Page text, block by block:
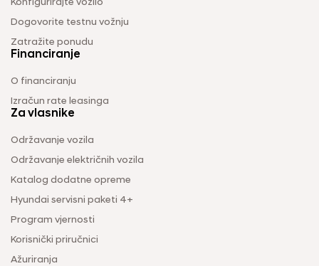
Konfigurirajte vozilo
Dogovorite testnu vožnju
Zatražite ponudu
Financiranje
O financiranju
Izračun rate leasinga
Za vlasnike
Održavanje vozila
Održavanje električnih vozila
Katalog dodatne opreme
Hyundai servisni paketi 4+
Program vjernosti
Korisnički priručnici
Ažuriranja